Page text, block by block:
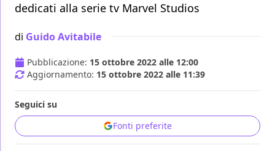
dedicati alla serie tv Marvel Studios
di Guido Avitabile
Pubblicazione: 15 ottobre 2022 alle 12:00
Aggiornamento: 15 ottobre 2022 alle 11:39
Seguici su
Fonti preferite